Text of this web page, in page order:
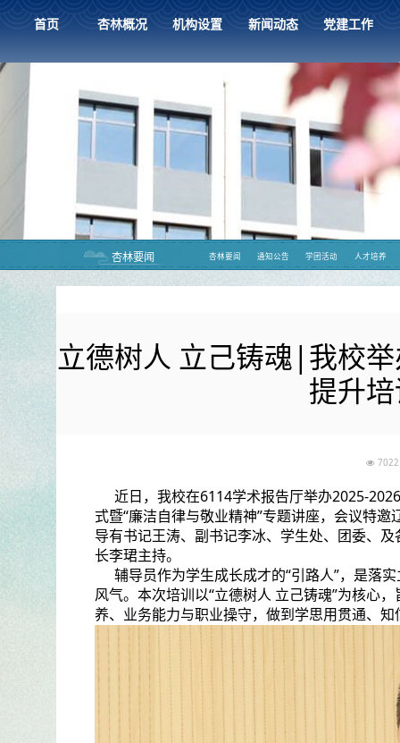
首页 杏林概况 机构设置 新闻动态 党建工作
杏林要闻 杏林要闻 通知公告 学团活动 人才培养
立德树人 立己铸魂|我校
提升
近日，我校在6114学术报告厅举办2025-
式暨“廉洁自律与敬业精神”专题讲座，会议特
导有书记王涛、副书记李冰、学生处、团委、
长李珺主持。
辅导员作为学生成长成才的“引路人”，是落
风气。本次培训以“立德树人 立己铸魂”为核心
养、业务能力与职业操守，做到学思用贯通、